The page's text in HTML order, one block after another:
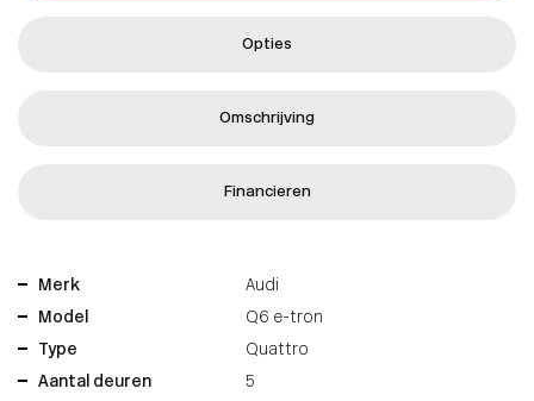
Opties
Omschrijving
Financieren
Merk
Audi
Model
Q6 e-tron
Type
Quattro
Aantal deuren
5